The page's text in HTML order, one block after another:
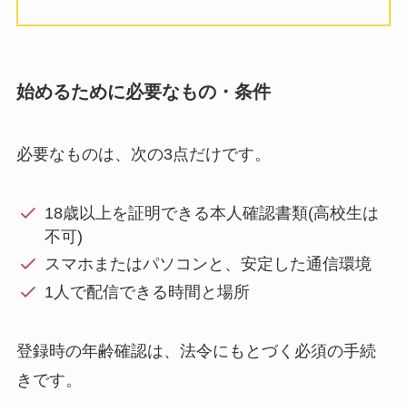
始めるために必要なもの・条件
必要なものは、次の3点だけです。
18歳以上を証明できる本人確認書類(高校生は
不可)
スマホまたはパソコンと、安定した通信環境
1人で配信できる時間と場所
登録時の年齢確認は、法令にもとづく必須の手続
きです。